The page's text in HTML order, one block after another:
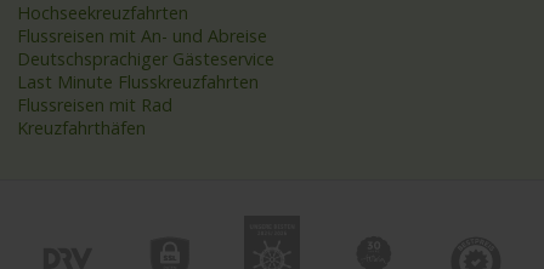
Hochseekreuzfahrten
Flussreisen mit An- und Abreise
Deutschsprachiger Gästeservice
Last Minute Flusskreuzfahrten
Flussreisen mit Rad
Kreuzfahrthäfen